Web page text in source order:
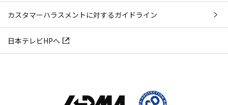
カスタマーハラスメントに対するガイドライン
日本テレビHPへ